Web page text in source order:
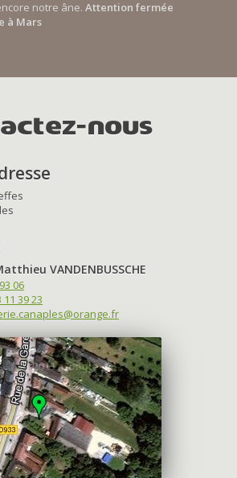
notre âne. Attention fermée
à Mars
nous
VANDENBUSSCHE
06
11 39 23